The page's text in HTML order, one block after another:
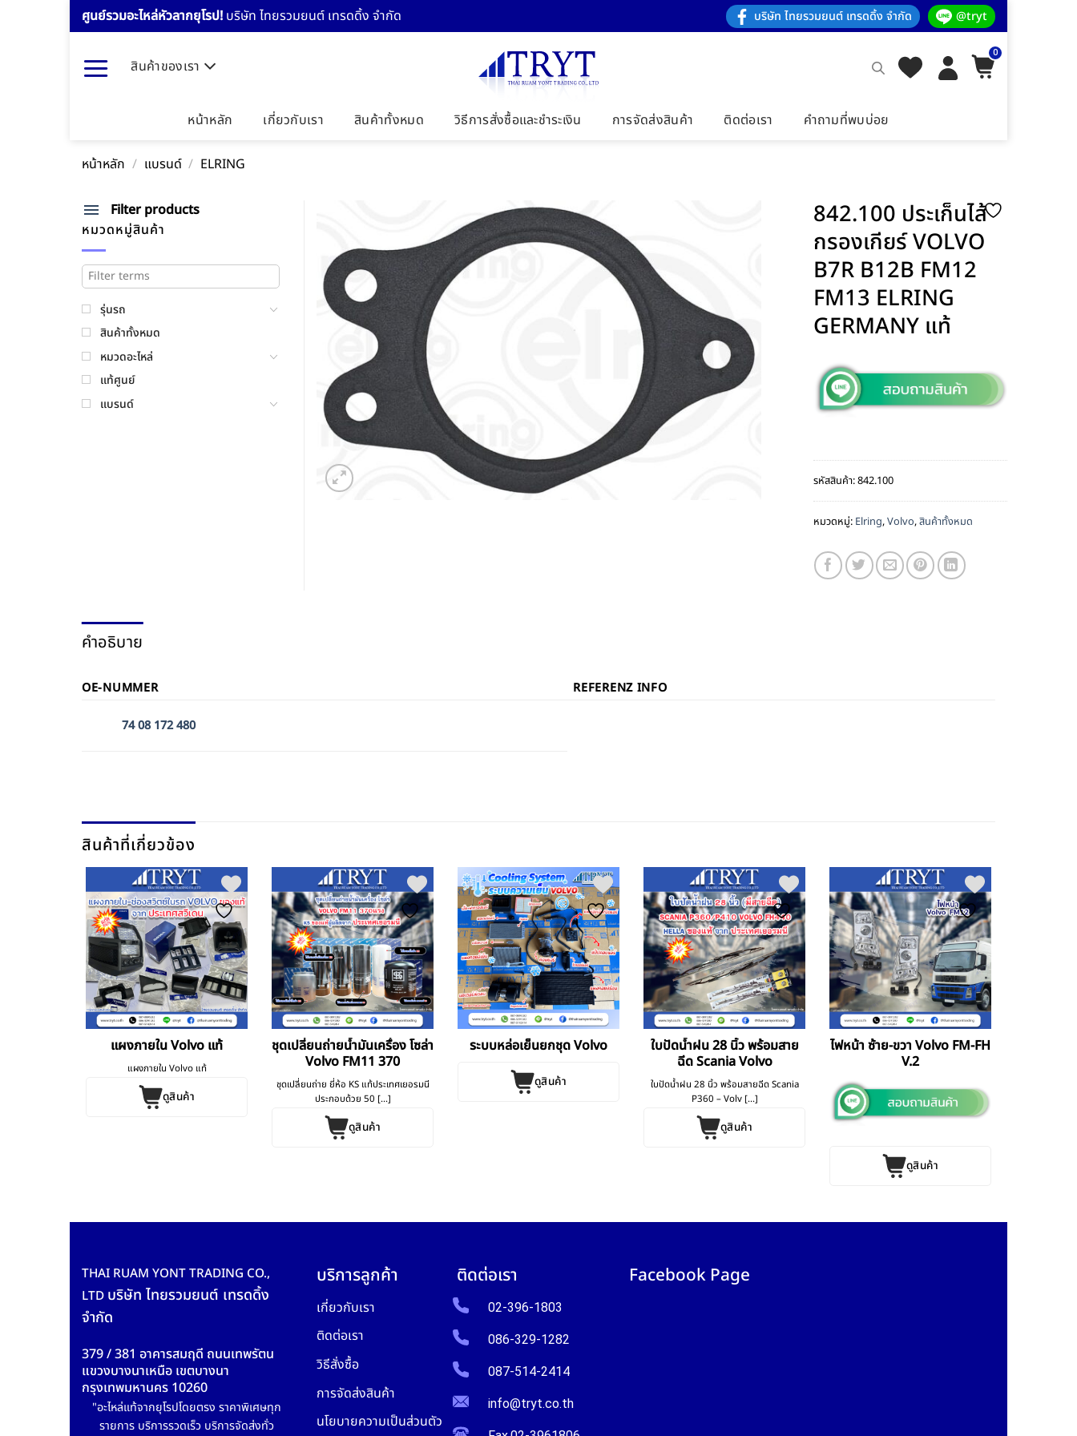
Skip
to
ศูนย์รวมอะไหล่หัวลากยุโรป! บริษัท ไทยรวมยนต์ เทรดดิ้ง จำกัด บริษัท ไทยรวมยนต์ เทรดดิ้ง จำกัด @tryt
สินค้าของเรา
0
หน้าหลัก เกี่ยวกับเรา สินค้าทั้งหมด วิธีการสั่งซื้อและชำระเงิน การจัดส่งสินค้า ติดต่อเรา คำถามที่พบบ่อย
หน้าหลัก / แบรนด์ / ELRING
842.100 ประเก็นไส้
กรองเกียร์ VOLVO
B7R B12B FM12
FM13 ELRING
GERMANY แท้
รหัสสินค้า:842.100
หมวดหมู่: Elring,Volvo,สินค้าทั้งหมด
Filter products
หมวดหมู่สินค้า
รุ่นรถ
สินค้าทั้งหมด
หมวดอะไหล่
แท้ศูนย์
แบรนด์
คำอธิบาย
OE-NUMMER REFERENZ INFO
74 08 172 480
สินค้าที่เกี่ยวข้อง
แผงภายใน Volvo แท้
แผงภายใน Volvo แท้
ดูสินค้า
ชุดเปลี่ยนถ่ายน้ำมันเครื่อง โซล่า
Volvo FM11 370
ชุดเปลี่ยนถ่าย ยี่ห้อ KS แท้ประเทศเยอรมนี
ประกอบด้วย 50 [...]
ดูสินค้า
ระบบหล่อเย็นยกชุด Volvo
ดูสินค้า
ใบปัดน้ำฝน 28 นิ้ว พร้อมสาย
ฉีด Scania Volvo
ใบปัดน้ำฝน 28 นิ้ว พร้อมสายฉีด Scania
P360 – Volv [...]
ดูสินค้า
ไฟหน้า ซ้าย-ขวา Volvo FM-FH
V.2
ดูสินค้า
THAI RUAM YONT TRADING CO.,
LTD บริษัท ไทยรวมยนต์ เทรดดิ้ง
จำกัด
379 / 381 อาคารสมฤดี ถนนเทพรัตน
แขวงบางนาเหนือ เขตบางนา
กรุงเทพมหานคร 10260
"อะไหล่แท้จากยุโรปโดยตรง ราคาพิเศษทุก
รายการ บริการรวดเร็ว บริการจัดส่งทั่ว
บริการลูกค้า
เกี่ยวกับเรา
ติดต่อเรา
วิธีสั่งซื้อ
การจัดส่งสินค้า
นโยบายความเป็นส่วนตัว
ติดต่อเรา
02-396-1803
086-329-1282
087-514-2414
info@tryt.co.th
Facebook Page